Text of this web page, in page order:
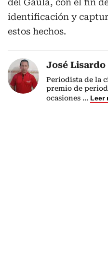
del Gaula, con el fin
identificación y
estos hechos.
José
Periodista de la
premio de
ocasiones ... Leer